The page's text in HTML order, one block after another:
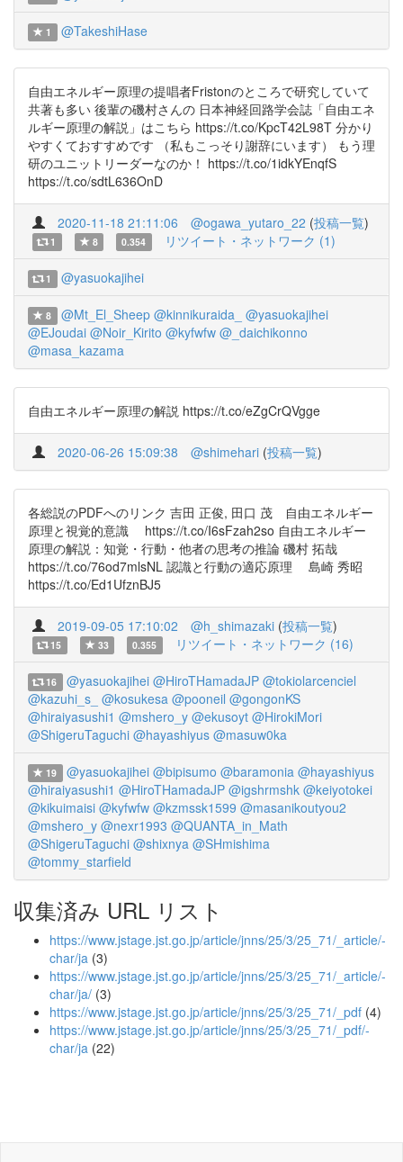
1 @TakeshiHase
自由エネルギー原理の提唱者Fristonのところで研究していて
共著も多い 後輩の磯村さんの 日本神経回路学会誌「自由エネ
ルギー原理の解説」はこちら https://t.co/KpcT42L98T 分かり
やすくておすすめです （私もこっそり謝辞にいます） もう理
研のユニットリーダーなのか！ https://t.co/1idkYEnqfS
https://t.co/sdtL636OnD
2020-11-18 21:11:06 @ogawa_yutaro_22 (投稿一覧)
1 8 0.354 リツイート・ネットワーク (1)
1 @yasuokajihei
8 @Mt_El_Sheep @kinnikuraida_ @yasuokajihei
@EJoudai @Noir_Kirito @kyfwfw @_daichikonno
@masa_kazama
自由エネルギー原理の解説 https://t.co/eZgCrQVgge
2020-06-26 15:09:38 @shimehari (投稿一覧)
各総説のPDFへのリンク 吉田 正俊, 田口 茂 自由エネルギー
原理と視覚的意識 https://t.co/I6sFzah2so 自由エネルギー
原理の解説：知覚・行動・他者の思考の推論 磯村 拓哉
https://t.co/76od7mlsNL 認識と行動の適応原理 島崎 秀昭
https://t.co/Ed1UfznBJ5
2019-09-05 17:10:02 @h_shimazaki (投稿一覧)
15 33 0.355 リツイート・ネットワーク (16)
16 @yasuokajihei @HiroTHamadaJP @tokiolarcenciel
@kazuhi_s_ @kosukesa @pooneil @gongonKS
@hiraiyasushi1 @mshero_y @ekusoyt @HirokiMori
@ShigeruTaguchi @hayashiyus @masuw0ka
19 @yasuokajihei @bipisumo @baramonia @hayashiyus
@hiraiyasushi1 @HiroTHamadaJP @igshrmshk @keiyotokei
@kikuimaisi @kyfwfw @kzmssk1599 @masanikoutyou2
@mshero_y @nexr1993 @QUANTA_in_Math
@ShigeruTaguchi @shixnya @SHmishima
@tommy_starfield
収集済み URL リスト
https://www.jstage.jst.go.jp/article/jnns/25/3/25_71/_article/-
char/ja (3)
https://www.jstage.jst.go.jp/article/jnns/25/3/25_71/_article/-
char/ja/ (3)
https://www.jstage.jst.go.jp/article/jnns/25/3/25_71/_pdf (4)
https://www.jstage.jst.go.jp/article/jnns/25/3/25_71/_pdf/-
char/ja (22)